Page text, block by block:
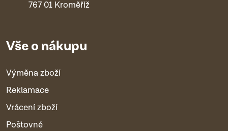
767 01 Kroměříž
Vše o nákupu
Výměna zboží
Reklamace
Vrácení zboží
Poštovné